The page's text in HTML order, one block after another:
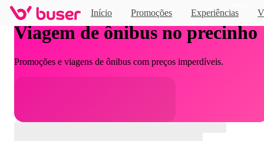
Início Promoções Experiências
Viagem de ônibus no precinho
Promoções e viagens de ônibus com preços imperdíveis.